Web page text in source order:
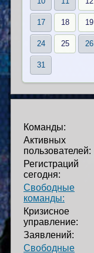
17 18 19
24 25 26
31
Команды:
Активных
пользователей:
Регистраций
сегодня:
Свободные
команды:
Кризисное
управление:
Заявлений:
Свободные